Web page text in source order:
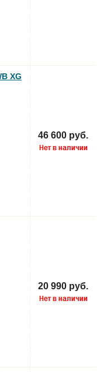
XG
46 600 руб.
20 990 руб.